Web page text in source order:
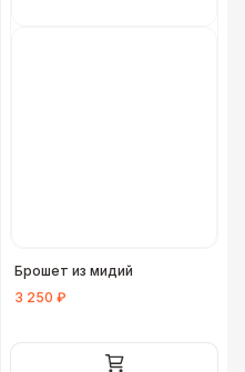
Брошет из мидий
3 250 ₽